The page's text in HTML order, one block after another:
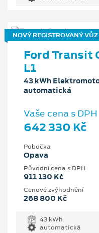
NOVÝ REGISTROVANÝ VŮZ
Ford Transit
L1
43 kWh
automatická
Vaše cena s DPH
642 330 Kč
Pobočka
Opava
Původní cena s DPH
911 130 Kč
Cenové zvýhodnění
268 800 Kč
43 kWh
automatická